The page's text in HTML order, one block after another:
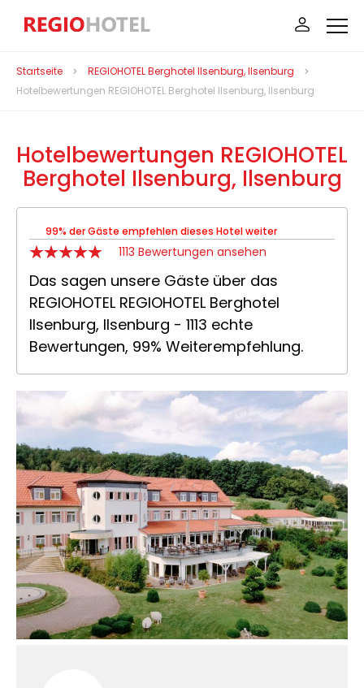
Startseite
REGIOHOTEL Berghotel Ilsenburg, Ilsenburg
Hotelbewertungen REGIOHOTEL Berghotel Ilsenburg, Ilsenburg
Hotelbewertungen REGIOHOTEL
Berghotel Ilsenburg, Ilsenburg
99% der Gäste empfehlen dieses Hotel weiter
1113 Bewertungen ansehen
Das sagen unsere Gäste über das
REGIOHOTEL REGIOHOTEL Berghotel
Ilsenburg, Ilsenburg - 1113 echte
Bewertungen, 99% Weiterempfehlung.